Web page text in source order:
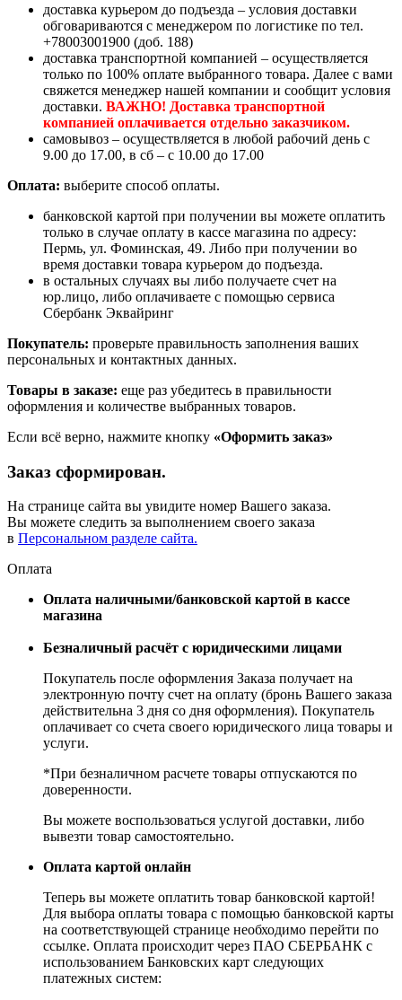
доставка курьером до подъезда – условия доставки
обговариваются с менеджером по логистике по тел.
+78003001900 (доб. 188)
доставка транспортной компанией – осуществляется
только по 100% оплате выбранного товара. Далее с вами
свяжется менеджер нашей компании и сообщит условия
доставки. ВАЖНО! Доставка транспортной
компанией оплачивается отдельно заказчиком.
самовывоз – осуществляется в любой рабочий день с
9.00 до 17.00, в сб – с 10.00 до 17.00
Оплата: выберите способ оплаты.
банковской картой при получении вы можете оплатить
только в случае оплату в кассе магазина по адресу:
Пермь, ул. Фоминская, 49. Либо при получении во
время доставки товара курьером до подъезда.
в остальных случаях вы либо получаете счет на
юр.лицо, либо оплачиваете с помощью сервиса
Сбербанк Эквайринг
Покупатель: проверьте правильность заполнения ваших
персональных и контактных данных.
Товары в заказе: еще раз убедитесь в правильности
оформления и количестве выбранных товаров.
Если всё верно, нажмите кнопку «Оформить заказ»
Заказ сформирован.
На странице сайта вы увидите номер Вашего заказа.
Вы можете следить за выполнением своего заказа
в Персональном разделе сайта.
Оплата
Оплата наличными/банковской картой в кассе
магазина
Безналичный расчёт с юридическими лицами
Покупатель после оформления Заказа получает на
электронную почту счет на оплату (бронь Вашего заказа
действительна 3 дня со дня оформления). Покупатель
оплачивает со счета своего юридического лица товары и
услуги.
*При безналичном расчете товары отпускаются по
доверенности.
Вы можете воспользоваться услугой доставки, либо
вывезти товар самостоятельно.
Оплата картой онлайн
Теперь вы можете оплатить товар банковской картой!
Для выбора оплаты товара с помощью банковской карты
на соответствующей странице необходимо перейти по
ссылке. Оплата происходит через ПАО СБЕРБАНК с
использованием Банковских карт следующих
платежных систем: